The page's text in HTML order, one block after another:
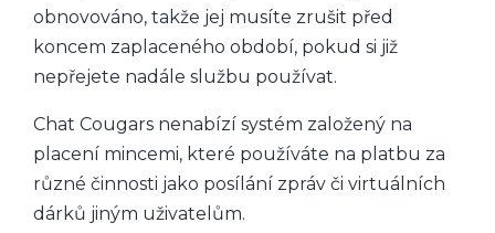
obnovováno, takže jej musíte zrušit před
koncem zaplaceného období, pokud si již
nepřejete nadále službu používat.
Chat Cougars nenabízí systém založený na
placení mincemi, které používáte na platbu za
různé činnosti jako posílání zpráv či virtuálních
dárků jiným uživatelům.